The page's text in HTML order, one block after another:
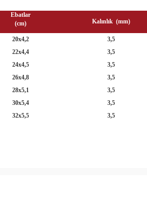
Ebatlar
(cm)
Kalınlık (mm)
20x4,2
3,5
22x4,4
3,5
24x4,5
3,5
26x4,8
3,5
28x5,1
3,5
30x5,4
3,5
32x5,5 3,5